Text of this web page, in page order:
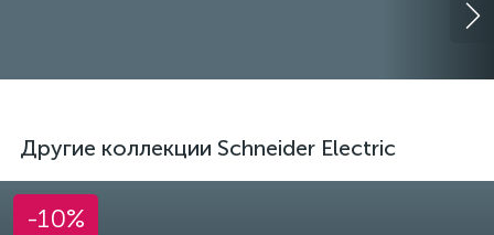
Другие коллекции Schneider Electric
-10%